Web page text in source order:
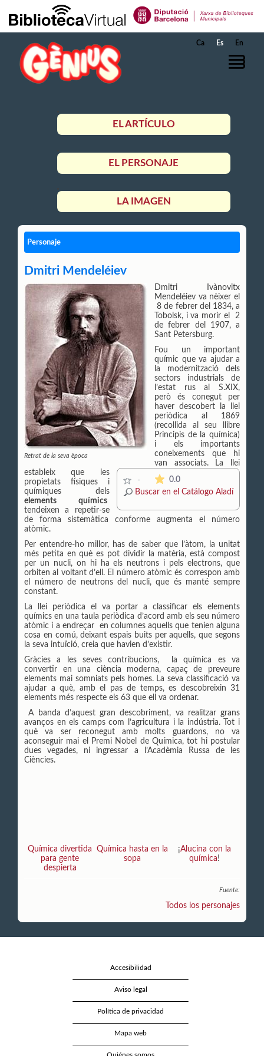
Saltar al contenido principal
Ca Es En
EL ARTÍCULO
EL PERSONAJE
LA IMAGEN
Personaje
Dmitri Mendeléiev
Retrat de la seva època
- 0.0La valoración media es de
Buscar en el Catálogo Aladí
Dmitri Ivànovitx
Mendeléiev va nèixer el
8 de febrer del 1834, a
Tobolsk, i va morir el 2
de febrer del 1907, a
Sant Petersburg.
Fou un important
químic que va ajudar a
la modernització dels
sectors industrials de
l’estat rus al S.XIX,
però és conegut per
haver descobert la llei
periòdica al 1869
(recollida al seu llibre
Principis de la química)
i els importants
coneixements que hi
van associats. La llei
estableix que les
propietats físiques i
químiques dels
elements químics
tendeixen a repetir-se
de forma sistemàtica conforme augmenta el número
atòmic.
Per entendre-ho millor, has de saber que l’àtom, la unitat
més petita en què es pot dividir la matèria, està compost
per un nucli, on hi ha els neutrons i pels electrons, que
orbiten al voltant d’ell. El número atòmic és correspon amb
el número de neutrons del nucli, que és manté sempre
constant.
La llei periòdica el va portar a classificar els elements
químics en una taula periòdica d’acord amb els seu número
atòmic i a endreçar en columnes aquells que tenien alguna
cosa en comú, deixant espais buits per aquells, que segons
la seva intuïció, creia que havien d’existir.
Gràcies a les seves contribucions, la química es va
convertir en una ciència moderna, capaç de preveure
elements mai somniats pels homes. La seva classificació va
ajudar a què, amb el pas de temps, es descobreixin 31
elements més respecte els 63 que ell va ordenar.
A banda d’aquest gran descobriment, va realitzar grans
avanços en els camps com l’agricultura i la indústria. Tot i
què va ser reconegut amb molts guardons, no va
aconseguir mai el Premi Nobel de Química, tot hi postular
dues vegades, ni ingressar a l’Acadèmia Russa de les
Ciències.
Química divertida
para gente
despierta
Química hasta en la
sopa
¡Alucina con la
química!
Fuente:
Todos los personajes
Accesibilidad
Aviso legal
Política de privacidad
Mapa web